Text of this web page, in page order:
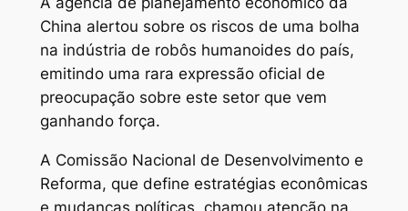
China alertou sobre os riscos de uma bolha
na indústria de robôs humanoides do país,
emitindo uma rara expressão oficial de
preocupação sobre este setor que vem
ganhando força.
A Comissão Nacional de Desenvolvimento e
Reforma, que define estratégias econômicas
e mudanças políticas, chamou atenção na